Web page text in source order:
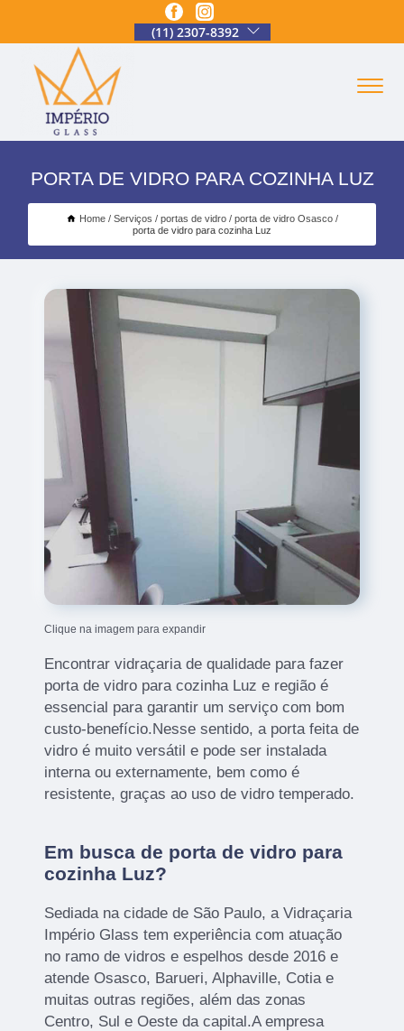
(11) 2307-8392
PORTA DE VIDRO PARA COZINHA LUZ
Home Serviços portas de vidro
porta de vidro Osasco
porta de vidro para cozinha Luz
Clique na imagem para expandir
Encontrar vidraçaria de qualidade para fazer
porta de vidro para cozinha Luz e região é
essencial para garantir um serviço com bom
custo-benefício.Nesse sentido, a porta feita de
vidro é muito versátil e pode ser instalada
interna ou externamente, bem como é
resistente, graças ao uso de vidro temperado.
Em busca de porta de vidro para
cozinha Luz?
Sediada na cidade de São Paulo, a Vidraçaria
Império Glass tem experiência com atuação
no ramo de vidros e espelhos desde 2016 e
atende Osasco, Barueri, Alphaville, Cotia e
muitas outras regiões, além das zonas
Centro, Sul e Oeste da capital.A empresa